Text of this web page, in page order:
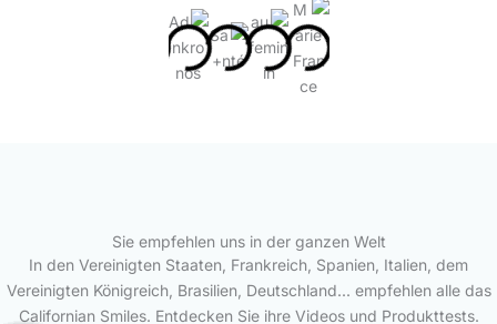
Sie empfehlen uns in der ganzen Welt
In den Vereinigten Staaten, Frankreich, Spanien, Italien, dem
Vereinigten Königreich, Brasilien, Deutschland... empfehlen alle das
Californian Smiles. Entdecken Sie ihre Videos und Produkttests.